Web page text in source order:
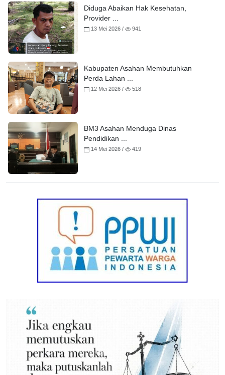
Diduga Abaikan Hak Kesehatan,
Provider ...
13 Mei 2026 / 941
Kabupaten Asahan Membutuhkan
Perda Lahan ...
12 Mei 2026 / 518
BM3 Asahan Menduga Dinas
Pendidikan ...
14 Mei 2026 / 419